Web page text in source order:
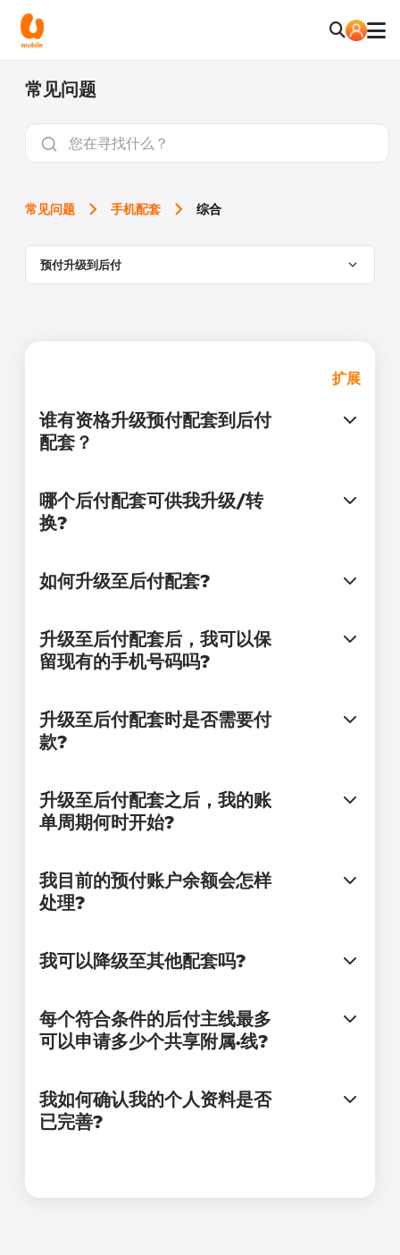
常见问题
常见问题 手机配套 综合
预付升级到后付
扩展
谁有资格升级预付配套到后付
配套？
哪个后付配套可供我升级/转
换?
如何升级至后付配套?
升级至后付配套后，我可以保
留现有的手机号码吗?
升级至后付配套时是否需要付
款?
升级至后付配套之后，我的账
单周期何时开始?
我目前的预付账户余额会怎样
处理?
我可以降级至其他配套吗?
每个符合条件的后付主线最多
可以申请多少个共享附属·线?
我如何确认我的个人资料是否
已完善?